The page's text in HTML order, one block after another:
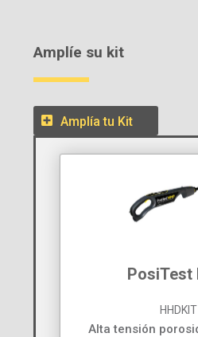
Amplíe su kit
Amplía tu Kit
PosiTest
HHDKIT
Alta tensión